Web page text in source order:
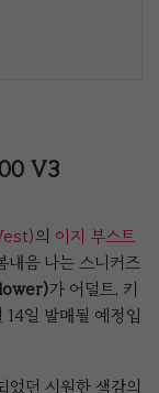
V3
의 이지 부스트
내음 나는 스니커즈
가 어덜트, 키
14일 발매될 예정입
던 시원한 색감의